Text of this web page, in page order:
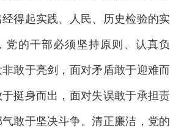
得起实践、人民、历史检验的实
党的干部必须坚持原则、认真负
敢于亮剑，面对矛盾敢于迎难而
于挺身而出，面对失误敢于承担责
敢于坚决斗争。清正廉洁，党的